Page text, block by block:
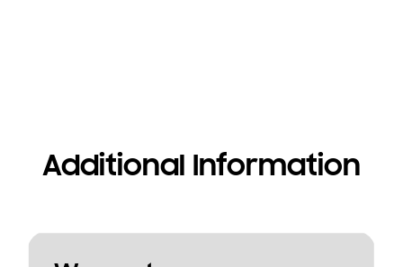
Additional Information